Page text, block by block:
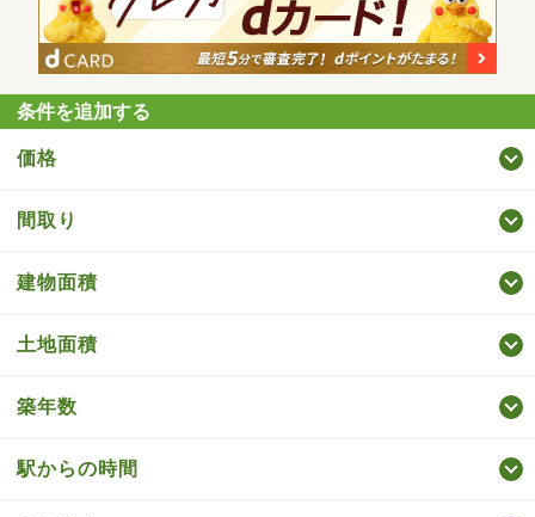
条件を追加する
価格
間取り
建物面積
土地面積
築年数
駅からの時間